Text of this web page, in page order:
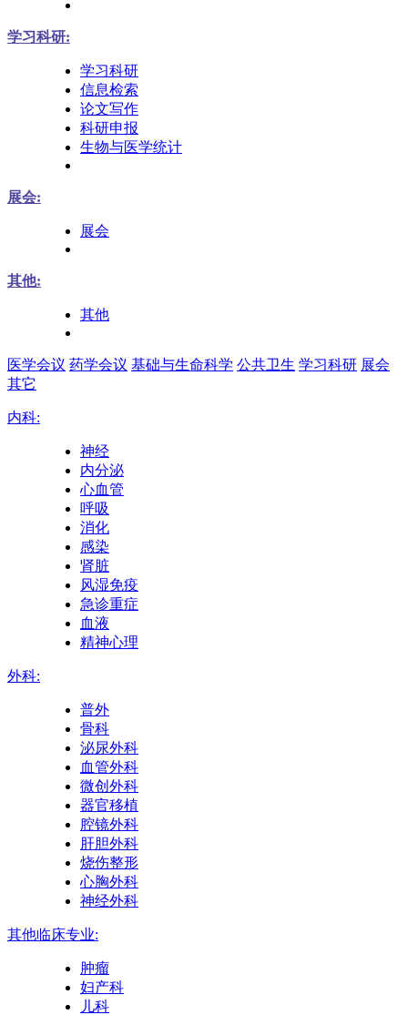
学习科研:
学习科研
信息检索
论文写作
科研申报
生物与医学统计
展会:
展会
其他:
其他
医学会议 药学会议 基础与生命科学 公共卫生 学习科研 展会
其它
内科:
神经
内分泌
心血管
呼吸
消化
感染
肾脏
风湿免疫
急诊重症
血液
精神心理
外科:
普外
骨科
泌尿外科
血管外科
微创外科
器官移植
腔镜外科
肝胆外科
烧伤整形
心胸外科
神经外科
其他临床专业:
肿瘤
妇产科
儿科